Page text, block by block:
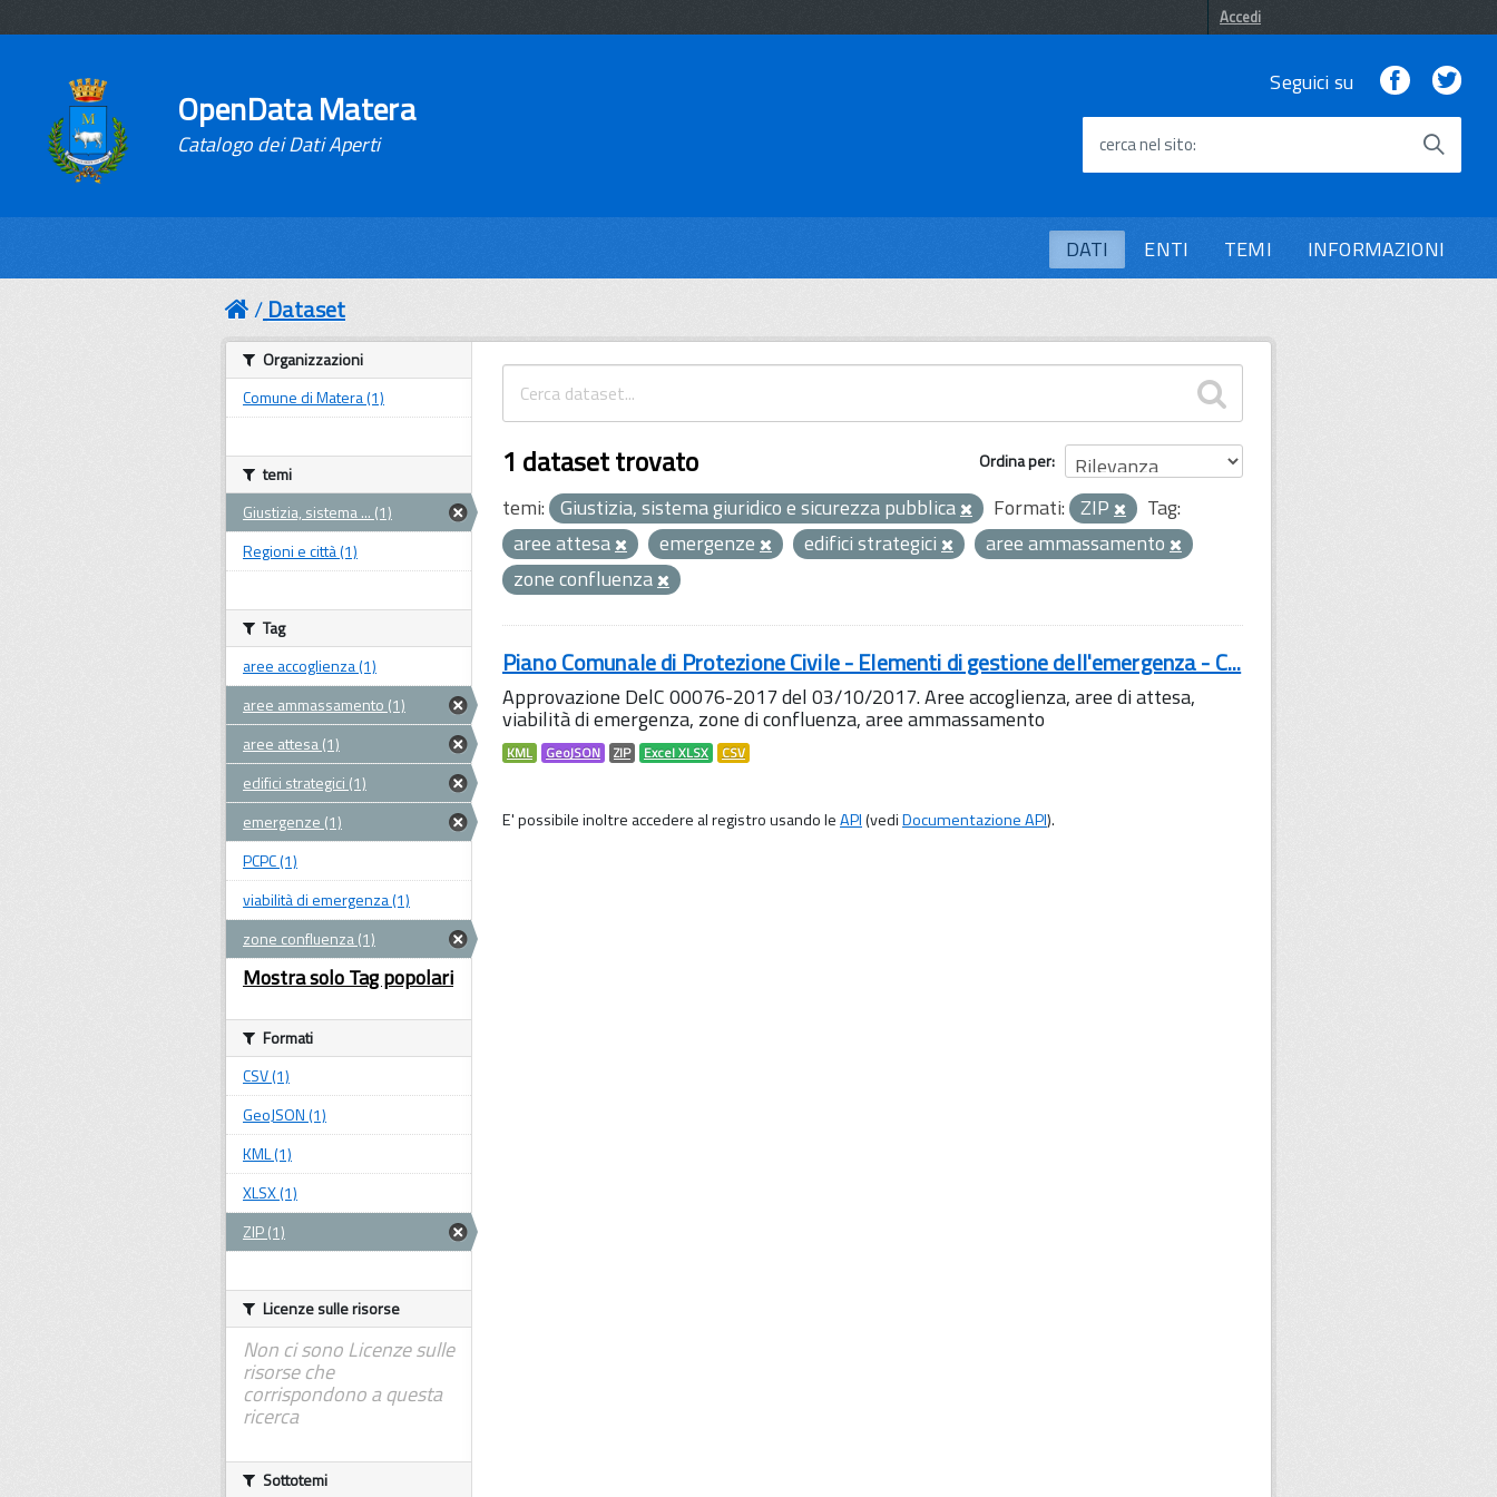
Accedi
OpenData Matera
Catalogo dei Dati Aperti
Seguici su Facebook
cerca nel sito
DATI ENTI TEMI INFORMAZIONI
Dataset
Ordina per
1 dataset trovato
temi: Giustizia, sistema giuridico e sicurezza pubblica Formati: ZIP
Tag:
aree attesa
emergenze edifici strategici
aree ammassamento
zone confluenza
Piano Comunale di Protezione Civile - Elementi di gestione dell'emergenza - C...
Approvazione DelC 00076-2017 del 03/10/2017. Aree accoglienza, aree di attesa,
viabilità di emergenza, zone di confluenza, aree ammassamento
KML GeoJSON ZIP Excel XLSX CSV
E' possibile inoltre accedere al registro usando leAPI(vediDocumentazione API).
Organizzazioni
Comune di Matera (1)
temi
Giustizia, sistema ... (1)
Regioni e città (1)
Tag
aree accoglienza (1)
aree ammassamento (1)
aree attesa (1)
edifici strategici (1)
emergenze (1)
PCPC (1)
viabilità di emergenza (1)
zone confluenza (1)
Mostra solo Tag popolari
Formati
CSV (1)
GeoJSON (1)
KML (1)
XLSX (1)
ZIP (1)
Licenze sulle risorse
Non ci sono Licenze sulle
risorse che
corrispondono a questa
ricerca
Sottotemi